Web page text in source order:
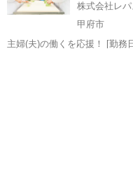
株式会社レパ
甲府市
主婦(夫)の働くを応援！ [勤務日数]： 週5日~5日 09:00~15:00 月/火/水/